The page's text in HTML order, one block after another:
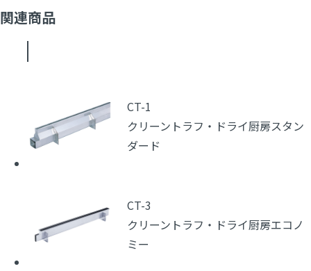
関連商品
CT-1
クリーントラフ・ドライ厨房スタン
ダード
CT-3
クリーントラフ・ドライ厨房エコノ
ミー